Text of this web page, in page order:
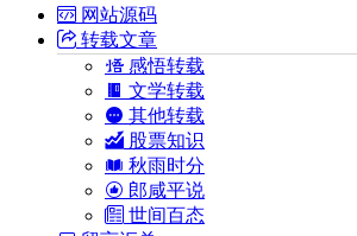
网站源码
转载文章
感悟转载
文学转载
其他转载
股票知识
秋雨时分
郎咸平说
世间百态